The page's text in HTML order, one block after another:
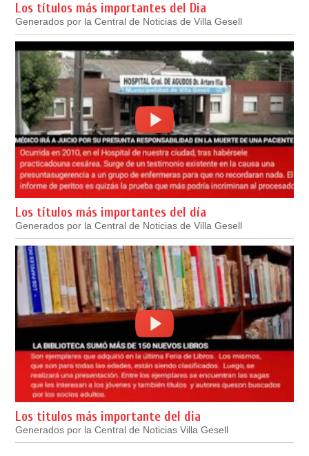
Los títulos más importantes del Dia
Generados por la Central de Noticias de Villa Gesell
Los títulos más importantes del día
Generados por la Central de Noticias de Villa Gesell
Los titulos más importante del dia
Generados por la Central de Noticias Villa Gesell